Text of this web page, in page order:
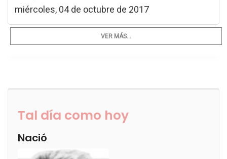
miércoles, 04 de octubre de 2017
VER MÁS...
Tal día como hoy
Nació